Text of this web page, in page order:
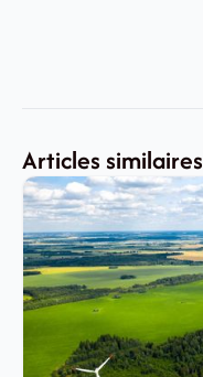
Articles similaires